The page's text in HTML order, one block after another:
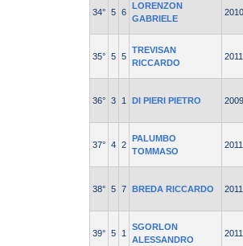
34° 5 6
LORENZON
GABRIELE
2010
35° 5 5
TREVISAN
RICCARDO
2011
36° 3 1 DI PIERI PIETRO 2009
37° 4 2
PALUMBO
TOMMASO
2011
38° 5 7 BREDA RICCARDO 2011
39° 5 1
SGORLON
ALESSANDRO
2011